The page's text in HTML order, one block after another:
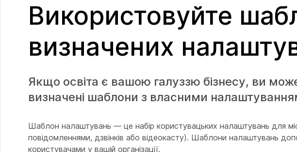
Використовуйте
визначених
Якщо освіта є вашою галуззю бізнесу, ви
визначені шаблони з власними
Шаблон налаштувань — це набір користувацьких налаштувань для
повідомленнями, дзвінків або відеокасту). Шаблони налаштувань
користувачами у вашій організації.